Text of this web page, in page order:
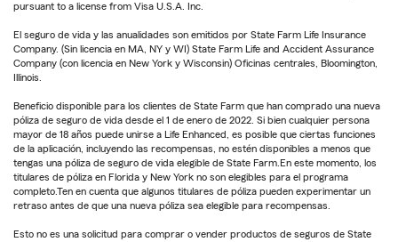
pursuant to a license from Visa U.S.A. Inc.
El seguro de vida y las anualidades son emitidos por State Farm Life Insurance
Company. (Sin licencia en MA, NY y WI) State Farm Life and Accident Assurance
Company (con licencia en New York y Wisconsin) Oficinas centrales, Bloomington,
Illinois.
Beneficio disponible para los clientes de State Farm que han comprado una nueva
póliza de seguro de vida desde el 1 de enero de 2022. Si bien cualquier persona
mayor de 18 años puede unirse a Life Enhanced, es posible que ciertas funciones
de la aplicación, incluyendo las recompensas, no estén disponibles a menos que
tengas una póliza de seguro de vida elegible de State Farm.En este momento, los
titulares de póliza en Florida y New York no son elegibles para el programa
completo.Ten en cuenta que algunos titulares de póliza pueden experimentar un
retraso antes de que una nueva póliza sea elegible para recompensas.
Esto no es una solicitud para comprar o vender productos de seguros de State